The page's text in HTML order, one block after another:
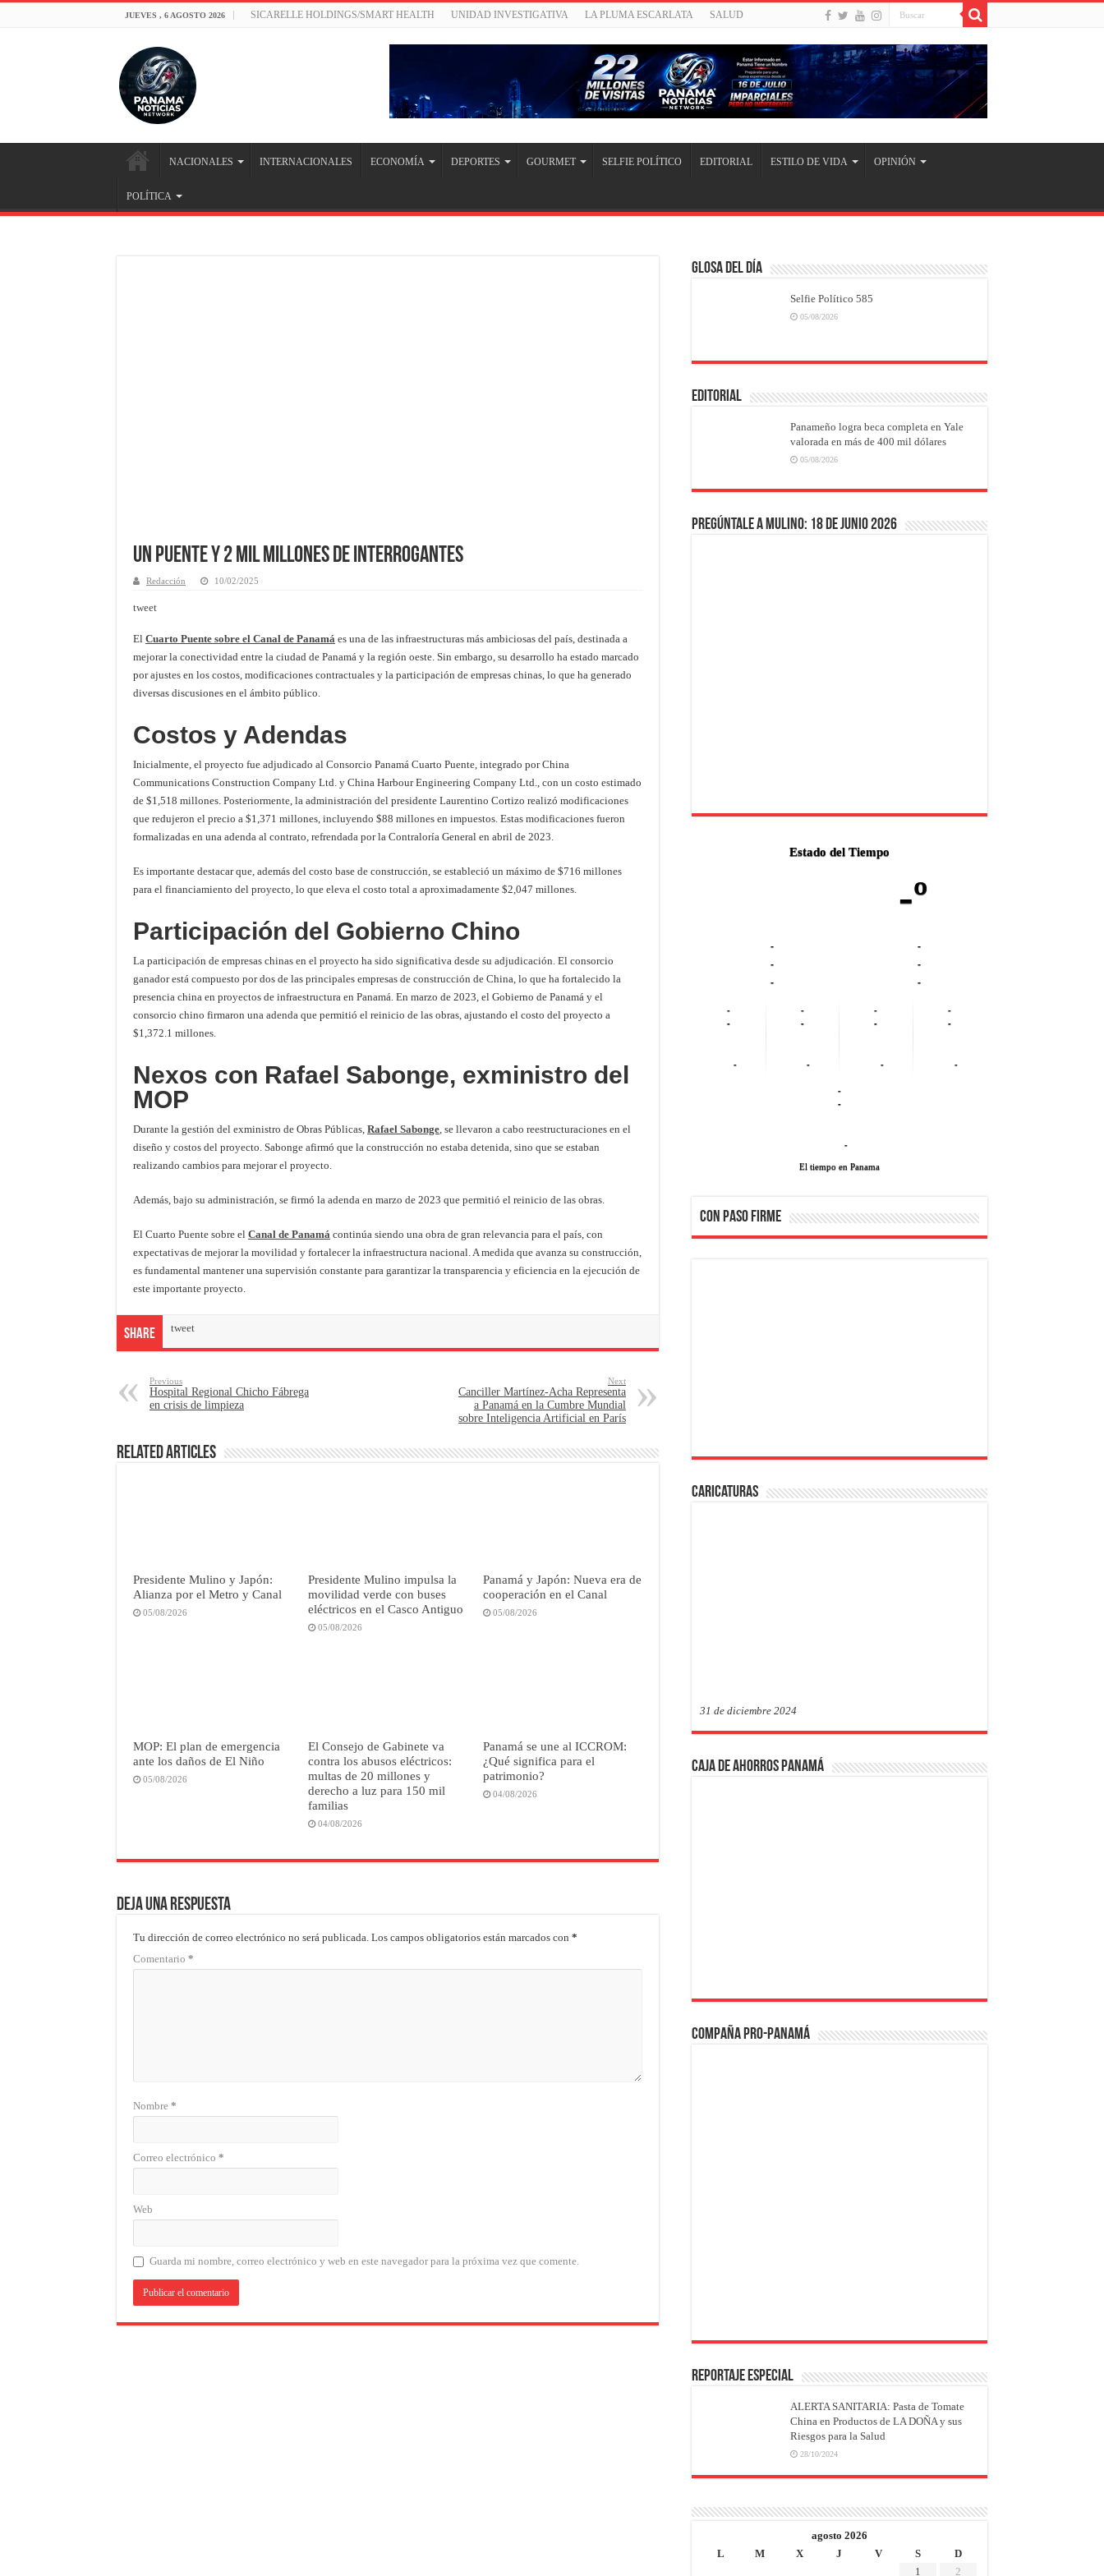
JUEVES , 6 AGOSTO 2026 SICARELLE HOLDINGS/SMART HEALTH UNIDAD INVESTIGATIVA LA PLUMA ESCARLATA SALUD
NACIONALES INTERNACIONALES ECONOMÍA DEPORTES GOURMET SELFIE POLÍTICO EDITORIAL ESTILO DE VIDA OPINIÓN
POLÍTICA
Un Puente y 2 Mil Millones de Interrogantes
Redacción 10/02/2025
tweet
El Cuarto Puente sobre el Canal de Panamá es una de las infraestructuras más ambiciosas del país, destinada a
mejorar la conectividad entre la ciudad de Panamá y la región oeste. Sin embargo, su desarrollo ha estado marcado
por ajustes en los costos, modificaciones contractuales y la participación de empresas chinas, lo que ha generado
diversas discusiones en el ámbito público.
Costos y Adendas
Inicialmente, el proyecto fue adjudicado al Consorcio Panamá Cuarto Puente, integrado por China
Communications Construction Company Ltd. y China Harbour Engineering Company Ltd., con un costo estimado
de $1,518 millones. Posteriormente, la administración del presidente Laurentino Cortizo realizó modificaciones
que redujeron el precio a $1,371 millones, incluyendo $88 millones en impuestos. Estas modificaciones fueron
formalizadas en una adenda al contrato, refrendada por la Contraloría General en abril de 2023.
Es importante destacar que, además del costo base de construcción, se estableció un máximo de $716 millones
para el financiamiento del proyecto, lo que eleva el costo total a aproximadamente $2,047 millones.
Participación del Gobierno Chino
La participación de empresas chinas en el proyecto ha sido significativa desde su adjudicación. El consorcio
ganador está compuesto por dos de las principales empresas de construcción de China, lo que ha fortalecido la
presencia china en proyectos de infraestructura en Panamá. En marzo de 2023, el Gobierno de Panamá y el
consorcio chino firmaron una adenda que permitió el reinicio de las obras, ajustando el costo del proyecto a
$1,372.1 millones.
Nexos con Rafael Sabonge, exministro del
MOP
Durante la gestión del exministro de Obras Públicas, Rafael Sabonge , se llevaron a cabo reestructuraciones en el
diseño y costos del proyecto. Sabonge afirmó que la construcción no estaba detenida, sino que se estaban
realizando cambios para mejorar el proyecto.
Además, bajo su administración, se firmó la adenda en marzo de 2023 que permitió el reinicio de las obras.
El Cuarto Puente sobre el Canal de Panamá continúa siendo una obra de gran relevancia para el país, con
expectativas de mejorar la movilidad y fortalecer la infraestructura nacional. A medida que avanza su construcción,
es fundamental mantener una supervisión constante para garantizar la transparencia y eficiencia en la ejecución de
este importante proyecto.
Share tweet
Previous
Hospital Regional Chicho Fábrega
en crisis de limpieza
Next
Canciller Martínez-Acha Representa
a Panamá en la Cumbre Mundial
sobre Inteligencia Artificial en París
Related Articles
Presidente Mulino y Japón:
Alianza por el Metro y Canal
05/08/2026
Presidente Mulino impulsa la
movilidad verde con buses
eléctricos en el Casco Antiguo
05/08/2026
Panamá y Japón: Nueva era de
cooperación en el Canal
05/08/2026
MOP: El plan de emergencia
ante los daños de El Niño
05/08/2026
El Consejo de Gabinete va
contra los abusos eléctricos:
multas de 20 millones y
derecho a luz para 150 mil
familias
04/08/2026
Panamá se une al ICCROM:
¿Qué significa para el
patrimonio?
04/08/2026
Deja una respuesta
Tu dirección de correo electrónico no será publicada. Los campos obligatorios están marcados con *
Comentario *
Nombre *
Correo electrónico *
Web
Guarda mi nombre, correo electrónico y web en este navegador para la próxima vez que comente.
Glosa del Día
Selfie Político 585
05/08/2026
EDITORIAL
Panameño logra beca completa en Yale
valorada en más de 400 mil dólares
05/08/2026
Pregúntale a Mulino: 18 de junio 2026
Estado del Tiempo
-º
-
-
-
-
-
-
-
-
-
-
-
-
-
-
-
-
-
-
-
-
-
El tiempo en Panama
CON PASO FIRME
Caricaturas
31 de diciembre 2024
Caja de Ahorros Panamá
Compaña PRO-Panamá
REPORTAJE ESPECIAL
ALERTA SANITARIA: Pasta de Tomate
China en Productos de LA DOÑA y sus
Riesgos para la Salud
28/10/2024
agosto 2026
L
M X J V S
D
1
2